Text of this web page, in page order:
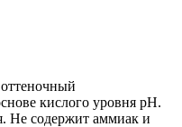
кислого уровня pH.
Не содержит аммиак и